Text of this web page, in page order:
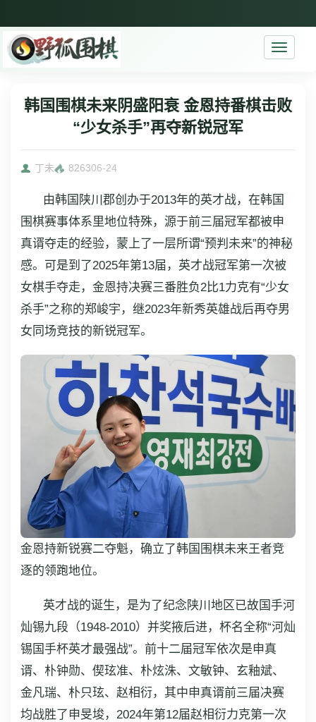
Toggle
韩国围棋未来阴盛阳衰 金恩持番棋击败
“少女杀手”再夺新锐冠军
丁未 826306-24
由韩国陕川郡创办于2013年的英才战，在韩国
围棋赛事体系里地位特殊，源于前三届冠军都被申
真谞夺走的经验，蒙上了一层所谓“预判未来”的神秘
感。可是到了2025年第13届，英才战冠军第一次被
女棋手夺走，金恩持决赛三番胜负2比1力克有“少女
杀手”之称的郑峻宇，继2023年新秀英雄战后再夺男
女同场竞技的新锐冠军。
金恩持新锐赛二夺魁，确立了韩国围棋未来王者竞
逐的领跑地位。
英才战的诞生，是为了纪念陕川地区已故国手河
灿锡九段（1948-2010）并奖掖后进，杯名全称“河灿
锡国手杯英才最强战”。前十二届冠军依次是申真
谞、朴钟勋、偰玹准、朴炫洙、文敏钟、玄釉斌、
金凡瑞、朴只玹、赵相衍，其中申真谞前三届决赛
均战胜了申旻埈，2024年第12届赵相衍力克第一次